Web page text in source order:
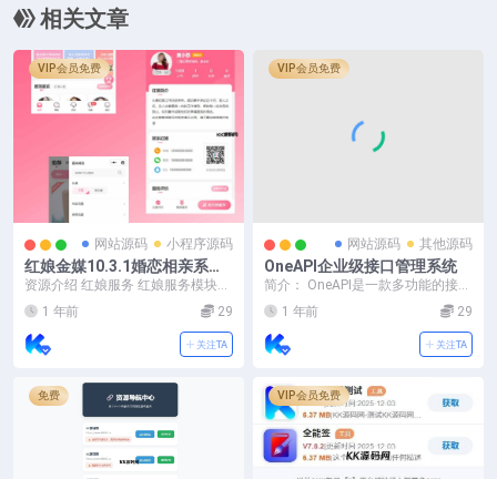
相关文章
VIP会员免费
网站源码 小程序源码
红娘金媒10.3.1婚恋相亲系统
源码【修复版】+安装教程
资源介绍 红娘服务 红娘服务模块是
该系统的一大特色。专业红娘会通
过分析用户的个人...
1 年前 29
关注TA
VIP会员免费
网站源码 其他源码
OneAPI企业级接口管理系统
简介： OneAPI是一款多功能的接口
管理系统 可使用计费类型：免费/资
源包/混...
1 年前 29
关注TA
免费 VIP会员免费